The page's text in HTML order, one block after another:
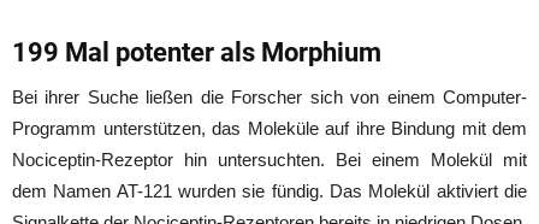
199 Mal potenter als Morphium
Bei ihrer Suche ließen die Forscher sich von einem Computer-
Programm unterstützen, das Moleküle auf ihre Bindung mit dem
Nociceptin-Rezeptor hin untersuchten. Bei einem Molekül mit
dem Namen AT-121 wurden sie fündig. Das Molekül aktiviert die